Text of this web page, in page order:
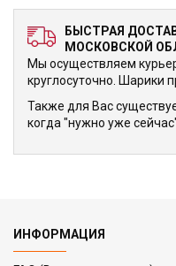
БЫСТРАЯ
МОСКОВСКОЙ
Мы осуществляем
круглосуточно. Шарики
Также для Вас
когда "нужно уже
ИНФОРМАЦИЯ